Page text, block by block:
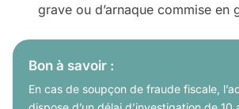
grave ou d’arnaque commise en
Bon à savoir :
En cas de soupçon de fraude fiscale,